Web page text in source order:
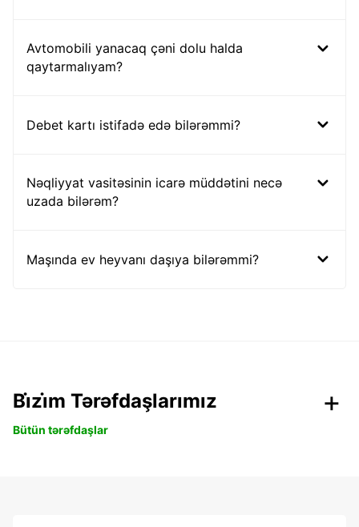
Avtomobili yanacaq çəni dolu halda
qaytarmalıyam?
Debet kartı istifadə edə bilərəmmi?
Nəqliyyat vasitəsinin icarə müddətini necə
uzada bilərəm?
Maşında ev heyvanı daşıya bilərəmmi?
Bi̇zi̇m Tərəfdaşlarımız
Bütün tərəfdaşlar